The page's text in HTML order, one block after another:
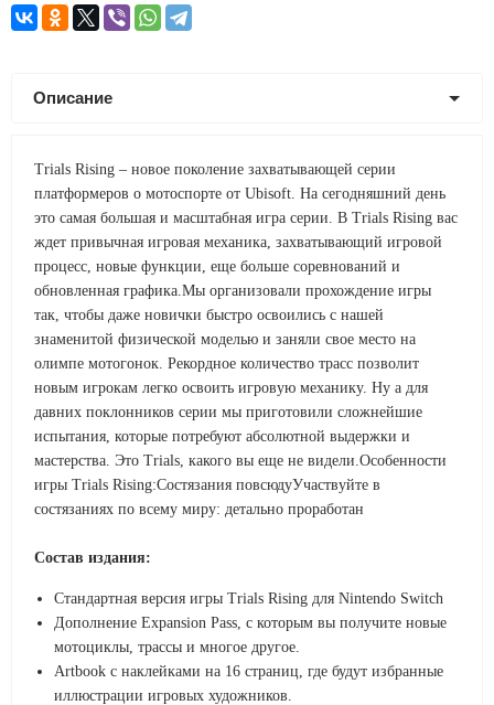
Описание
Trials Rising – новое поколение захватывающей серии
платформеров о мотоспорте от Ubisoft. На сегодняшний день
это самая большая и масштабная игра серии. В Trials Rising вас
ждет привычная игровая механика, захватывающий игровой
процесс, новые функции, еще больше соревнований и
обновленная графика.Мы организовали прохождение игры
так, чтобы даже новички быстро освоились с нашей
знаменитой физической моделью и заняли свое место на
олимпе мотогонок. Рекордное количество трасс позволит
новым игрокам легко освоить игровую механику. Ну а для
давних поклонников серии мы приготовили сложнейшие
испытания, которые потребуют абсолютной выдержки и
мастерства. Это Trials, какого вы еще не видели.Особенности
игры Trials Rising:Состязания повсюдуУчаствуйте в
состязаниях по всему миру: детально проработан
Состав издания:
Стандартная версия игры Trials Rising для Nintendo Switch
Дополнение Expansion Pass, с которым вы получите новые
мотоциклы, трассы и многое другое.
Artbook с наклейками на 16 страниц, где будут избранные
иллюстрации игровых художников.